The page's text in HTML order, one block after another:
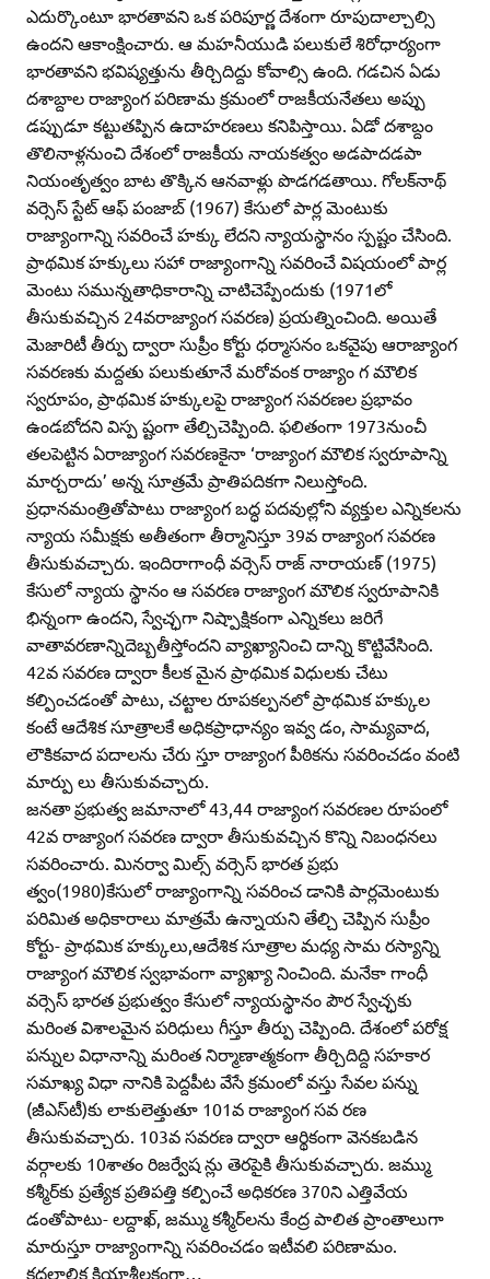
ఎదుర్కొంటూ భారతావని ఒక పరిపూర్ణ దేశంగా రూపుదాల్చాల్సి
ఉందని ఆకాంక్షించారు. ఆ మహనీయుడి పలుకులే శిరోధార్యంగా
భారతావని భవిష్యత్తును తీర్చిదిద్దు కోవాల్సి ఉంది. గడచిన ఏడు
దశాబ్దాల రాజ్యాంగ పరిణామ క్రమంలో రాజకీయనేతలు అప్పు
డప్పుడూ కట్టుతప్పిన ఉదాహరణలు కనిపిస్తాయి. ఏడో దశాబ్దం
తొలినాళ్లనుంచి దేశంలో రాజకీయ నాయకత్వం అడపాదడపా
నియంతృత్వం బాట తొక్కిన ఆనవాళ్లు పొడగడతాయి. గోలక్‌నాథ్‌
వర్సెస్‌ స్టేట్‌ ఆఫ్‌ పంజాబ్‌ (1967) కేసులో పార్ల మెంటుకు
రాజ్యాంగాన్ని సవరించే హక్కు లేదని న్యాయస్థానం స్పష్టం చేసింది.
ప్రాథమిక హక్కులు సహా రాజ్యాంగాన్ని సవరించే విషయంలో పార్ల
మెంటు సమున్నతాధికారాన్ని చాటిచెప్పేందుకు (1971లో
తీసుకువచ్చిన 24వరాజ్యాంగ సవరణ) ప్రయత్నించింది. అయితే
మెజారిటీ తీర్పు ద్వారా సుప్రీం కోర్టు ధర్మాసనం ఒకవైపు ఆరాజ్యాంగ
సవరణకు మద్దతు పలుకుతూనే మరోవంక రాజ్యాం గ మౌలిక
స్వరూపం, ప్రాథమిక హక్కులపై రాజ్యాంగ సవరణల ప్రభావం
ఉండబోదని విస్ప ష్టంగా తేల్చిచెప్పింది. ఫలితంగా 1973నుంచీ
తలపెట్టిన ఏరాజ్యాంగ సవరణకైనా ‘రాజ్యాంగ మౌలిక స్వరూపాన్ని
మార్చరాదు’ అన్న సూత్రమే ప్రాతిపదికగా నిలుస్తోంది.
ప్రధానమంత్రితోపాటు రాజ్యాంగ బద్ధ పదవుల్లోని వ్యక్తుల ఎన్నికలను
న్యాయ సమీక్షకు అతీతంగా తీర్మానిస్తూ 39వ రాజ్యాంగ సవరణ
తీసుకువచ్చారు. ఇందిరాగాంధీ వర్సెస్‌ రాజ్‌ నారాయణ్‌ (1975)
కేసులో న్యాయ స్థానం ఆ సవరణ రాజ్యాంగ మౌలిక స్వరూపానికి
భిన్నంగా ఉందని, స్వేచ్ఛగా నిష్పాక్షికంగా ఎన్నికలు జరిగే
వాతావరణాన్నిదెబ్బతీస్తోందని వ్యాఖ్యానించి దాన్ని కొట్టివేసింది.
42వ సవరణ ద్వారా కీలక మైన ప్రాథమిక విధులకు చేటు
కల్పించడంతో పాటు, చట్టాల రూపకల్పనలో ప్రాథమిక హక్కుల
కంటే ఆదేశిక సూత్రాలకే అధికప్రాధాన్యం ఇవ్వ డం, సామ్యవాద,
లౌకికవాద పదాలను చేరు స్తూ రాజ్యాంగ పీఠికను సవరించడం వంటి
మార్పు లు తీసుకువచ్చారు.
జనతా ప్రభుత్వ జమానాలో 43,44 రాజ్యాంగ సవరణల రూపంలో
42వ రాజ్యాంగ సవరణ ద్వారా తీసుకువచ్చిన కొన్ని నిబంధనలు
సవరించారు. మినర్వా మిల్స్‌ వర్సెస్‌ భారత ప్రభు
త్వం(1980)కేసులో రాజ్యాంగాన్ని సవరించ డానికి పార్లమెంటుకు
పరిమిత అధికారాలు మాత్రమే ఉన్నాయని తేల్చి చెప్పిన సుప్రీం
కోర్టు- ప్రాథమిక హక్కులు,ఆదేశిక సూత్రాల మధ్య సామ రస్యాన్ని
రాజ్యాంగ మౌలిక స్వభావంగా వ్యాఖ్యా నించింది. మనేకా గాంధీ
వర్సెస్‌ భారత ప్రభుత్వం కేసులో న్యాయస్థానం పౌర స్వేచ్ఛకు
మరింత విశాలమైన పరిధులు గీస్తూ తీర్పు చెప్పింది. దేశంలో పరోక్ష
పన్నుల విధానాన్ని మరింత నిర్మాణాత్మకంగా తీర్చిదిద్ది సహకార
సమాఖ్య విధా నానికి పెద్దపీట వేసే క్రమంలో వస్తు సేవల పన్ను
(జీఎస్‌టీ)కు లాకులెత్తుతూ 101వ రాజ్యాంగ సవ రణ
తీసుకువచ్చారు. 103వ సవరణ ద్వారా ఆర్థికంగా వెనకబడిన
వర్గాలకు 10శాతం రిజర్వేష న్లు తెరపైకి తీసుకువచ్చారు. జమ్ము
కశ్మీర్‌కు ప్రత్యేక ప్రతిపత్తి కల్పించే అధికరణ 370ని ఎత్తివేయ
డంతోపాటు- లద్దాఖ్‌, జమ్ము కశ్మీర్‌లను కేంద్ర పాలిత ప్రాంతాలుగా
మారుస్తూ రాజ్యాంగాన్ని సవరించడం ఇటీవలి పరిణామం.
కదలాలిక క్రియాశీలకంగా…